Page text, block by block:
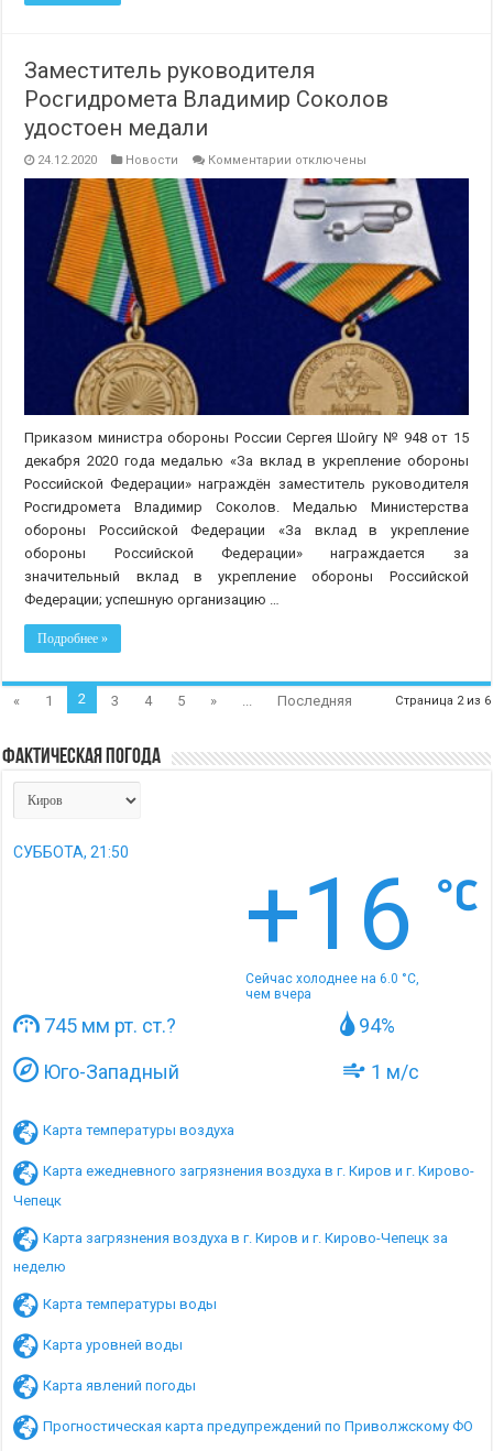
Заместитель руководителя
Росгидромета Владимир Соколов
удостоен медали
24.12.2020 Новости Комментарии к
Заместитель
руководителя
Росгидромета
Владимир
Соколов
удостоен
медали
отключены
Приказом министра обороны России Сергея Шойгу № 948 от 15
декабря 2020 года медалью «За вклад в укрепление обороны
Российской Федерации» награждён заместитель руководителя
Росгидромета Владимир Соколов. Медалью Министерства
обороны Российской Федерации «За вклад в укрепление
обороны Российской Федерации» награждается за
значительный вклад в укрепление обороны Российской
Федерации; успешную организацию …
Подробнее »
Страница 2 из 6
« 1 2 3 4 5 » Последняя
Фактическая погода
СУББОТА, 21:50
+16
Сейчас холоднее на 6.0 °C,
чем вчера
745 мм рт. ст.?
94%
Юго-Западный
1 м/с
Карта температуры воздуха
Карта ежедневного загрязнения воздуха в г. Киров и г. Кирово-
Чепецк
Карта загрязнения воздуха в г. Киров и г. Кирово-Чепецк за
неделю
Карта температуры воды
Карта уровней воды
Карта явлений погоды
Прогностическая карта предупреждений по Приволжскому ФО